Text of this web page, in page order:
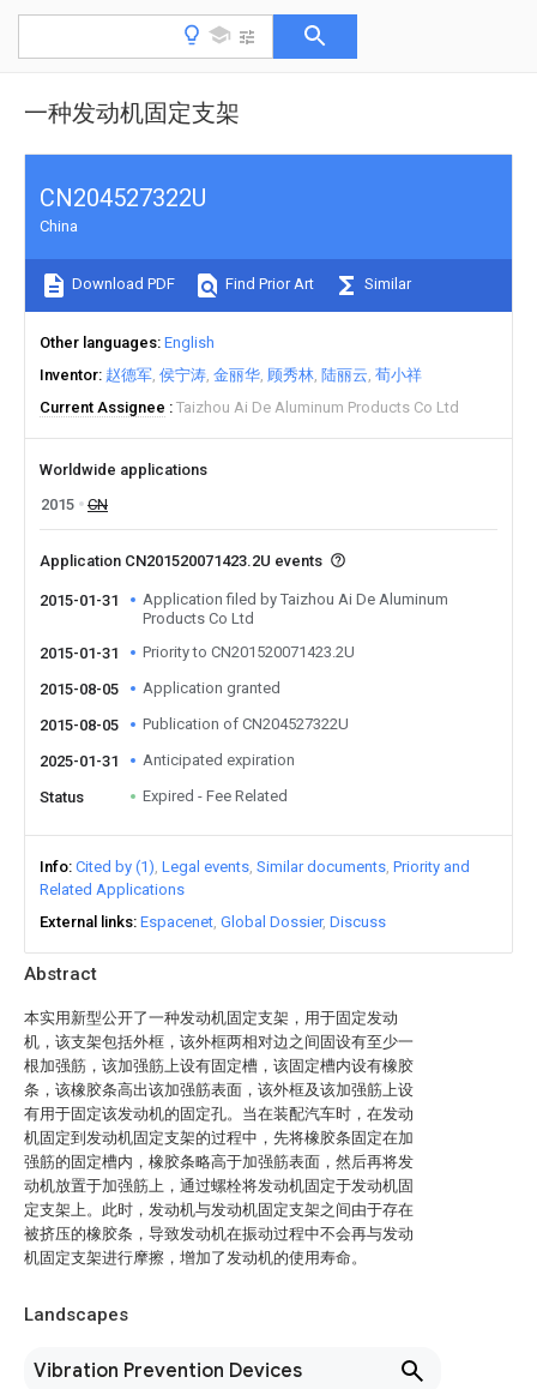
一种发动机固定支架
Abstract
本实用新型公开了一种发动机固定支架，用于固定发动
机，该支架包括外框，该外框两相对边之间固设有至少一
根加强筋，该加强筋上设有固定槽，该固定槽内设有橡胶
条，该橡胶条高出该加强筋表面，该外框及该加强筋上设
有用于固定该发动机的固定孔。当在装配汽车时，在发动
机固定到发动机固定支架的过程中，先将橡胶条固定在加
强筋的固定槽内，橡胶条略高于加强筋表面，然后再将发
动机放置于加强筋上，通过螺栓将发动机固定于发动机固
定支架上。此时，发动机与发动机固定支架之间由于存在
被挤压的橡胶条，导致发动机在振动过程中不会再与发动
机固定支架进行摩擦，增加了发动机的使用寿命。
Landscapes
Vibration Prevention Devices
CN204527322U
China
Download PDF Find Prior Art Similar
Other languages English
Inventor 赵德军 侯宁涛 金丽华 顾秀林 陆丽云 荀小祥
Current Assignee
Taizhou Ai De Aluminum Products Co Ltd
Worldwide applications
2015
CN
Application CN201520071423.2U events
2015-01-31
Application filed by Taizhou Ai De Aluminum
Products Co Ltd
2015-01-31
Priority to CN201520071423.2U
2015-08-05 Application granted
2015-08-05 Publication of CN204527322U
2025-01-31 Anticipated expiration
Status Expired - Fee Related
Info Cited by (1) Legal events Similar documents Priority and
Related Applications
External links Espacenet Global Dossier Discuss